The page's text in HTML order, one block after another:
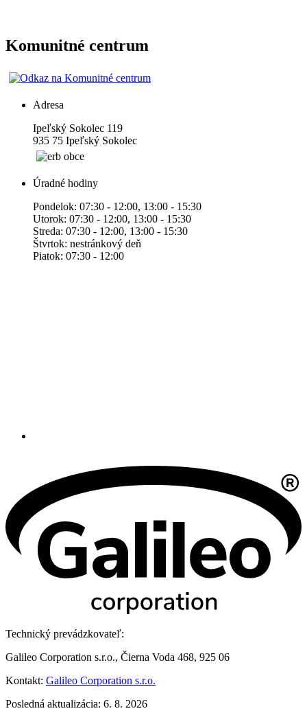
Komunitné centrum
Adresa
Ipeľský Sokolec 119
935 75 Ipeľský Sokolec
Úradné hodiny
Pondelok: 07:30 - 12:00, 13:00 - 15:30
Utorok: 07:30 - 12:00, 13:00 - 15:30
Streda: 07:30 - 12:00, 13:00 - 15:30
Štvrtok: nestránkový deň
Piatok: 07:30 - 12:00
Technický prevádzkovateľ:
Galileo Corporation s.r.o., Čierna Voda 468, 925 06
Kontakt: Galileo Corporation s.r.o.
Posledná aktualizácia: 6. 8. 2026